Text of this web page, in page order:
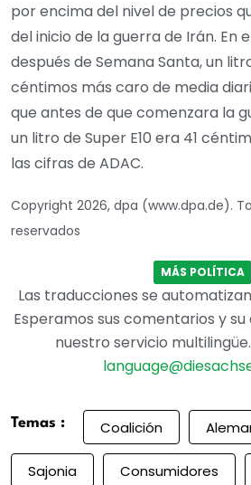
por encima del nivel de precios
del inicio de la guerra de Irán. En
después de Semana Santa, un
céntimos más caro de media
que antes de que comenzara la
un litro de Super E10 era 41
las cifras de ADAC.
Copyright 2026, dpa (www.dpa.de).
reservados
MÁS POLÍTICA
Las traducciones se
Esperamos sus comentarios y
nuestro servicio
Temas : Coalición
Sajonia Consumidores